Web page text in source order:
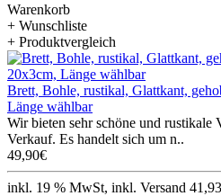
Warenkorb
+ Wunschliste
+ Produktvergleich
Brett, Bohle, rustikal, Glattkant,
Länge wählbar
Wir bieten sehr schöne und rustikale
Verkauf. Es handelt sich um n..
49,90€
inkl. 19 % MwSt, inkl. Versand